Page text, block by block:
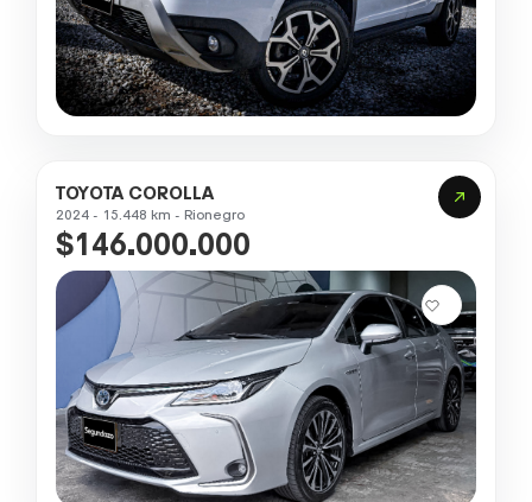
TOYOTA COROLLA
2024 - 15.448 km - Rionegro
$146.000.000